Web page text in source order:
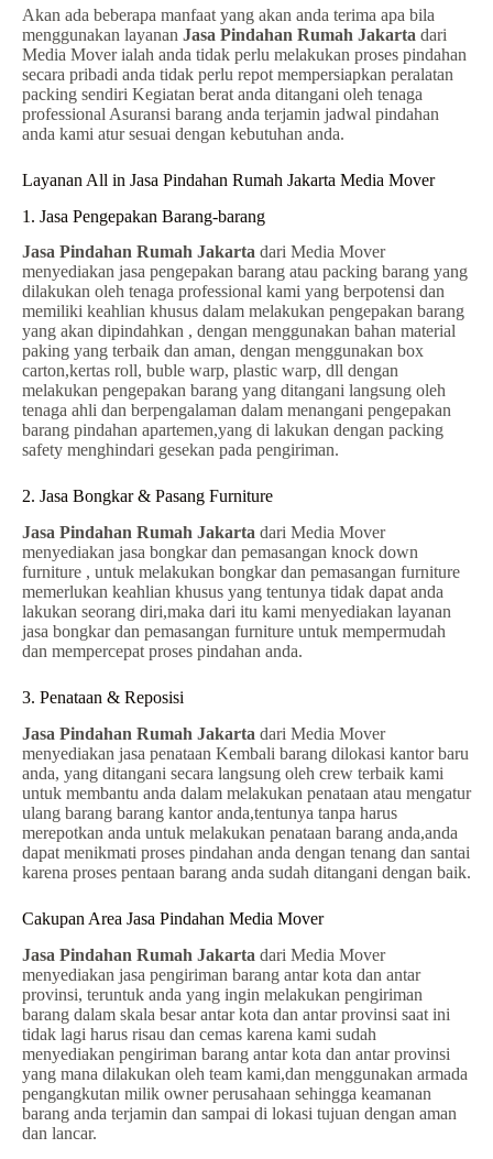
Akan ada beberapa manfaat yang akan anda terima apa bila
menggunakan layanan Jasa Pindahan Rumah Jakarta dari
Media Mover ialah anda tidak perlu melakukan proses pindahan
secara pribadi anda tidak perlu repot mempersiapkan peralatan
packing sendiri Kegiatan berat anda ditangani oleh tenaga
professional Asuransi barang anda terjamin jadwal pindahan
anda kami atur sesuai dengan kebutuhan anda.
Layanan All in Jasa Pindahan Rumah Jakarta Media Mover
1. Jasa Pengepakan Barang-barang
Jasa Pindahan Rumah Jakarta dari Media Mover
menyediakan jasa pengepakan barang atau packing barang yang
dilakukan oleh tenaga professional kami yang berpotensi dan
memiliki keahlian khusus dalam melakukan pengepakan barang
yang akan dipindahkan , dengan menggunakan bahan material
paking yang terbaik dan aman, dengan menggunakan box
carton,kertas roll, buble warp, plastic warp, dll dengan
melakukan pengepakan barang yang ditangani langsung oleh
tenaga ahli dan berpengalaman dalam menangani pengepakan
barang pindahan apartemen,yang di lakukan dengan packing
safety menghindari gesekan pada pengiriman.
2. Jasa Bongkar & Pasang Furniture
Jasa Pindahan Rumah Jakarta dari Media Mover
menyediakan jasa bongkar dan pemasangan knock down
furniture , untuk melakukan bongkar dan pemasangan furniture
memerlukan keahlian khusus yang tentunya tidak dapat anda
lakukan seorang diri,maka dari itu kami menyediakan layanan
jasa bongkar dan pemasangan furniture untuk mempermudah
dan mempercepat proses pindahan anda.
3. Penataan & Reposisi
Jasa Pindahan Rumah Jakarta dari Media Mover
menyediakan jasa penataan Kembali barang dilokasi kantor baru
anda, yang ditangani secara langsung oleh crew terbaik kami
untuk membantu anda dalam melakukan penataan atau mengatur
ulang barang barang kantor anda,tentunya tanpa harus
merepotkan anda untuk melakukan penataan barang anda,anda
dapat menikmati proses pindahan anda dengan tenang dan santai
karena proses pentaan barang anda sudah ditangani dengan baik.
Cakupan Area Jasa Pindahan Media Mover
Jasa Pindahan Rumah Jakarta dari Media Mover
menyediakan jasa pengiriman barang antar kota dan antar
provinsi, teruntuk anda yang ingin melakukan pengiriman
barang dalam skala besar antar kota dan antar provinsi saat ini
tidak lagi harus risau dan cemas karena kami sudah
menyediakan pengiriman barang antar kota dan antar provinsi
yang mana dilakukan oleh team kami,dan menggunakan armada
pengangkutan milik owner perusahaan sehingga keamanan
barang anda terjamin dan sampai di lokasi tujuan dengan aman
dan lancar.